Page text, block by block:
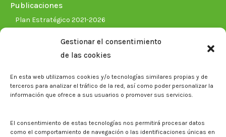
Gestionar el consentimiento
de las cookies
En esta web utilizamos cookies y/o tecnologías similares propias y de
terceros para analizar el tráfico de la red, así como poder personalizar la
información que ofrece a sus usuarios o promover sus servicios.
El consentimiento de estas tecnologías nos permitirá procesar datos
como el comportamiento de navegación o las identificaciones únicas en
Publicaciones
Plan Estratégico 2021-2026
Biblioteca. Repositorio CITAREA
Eventos
Boletín electrónico cita2